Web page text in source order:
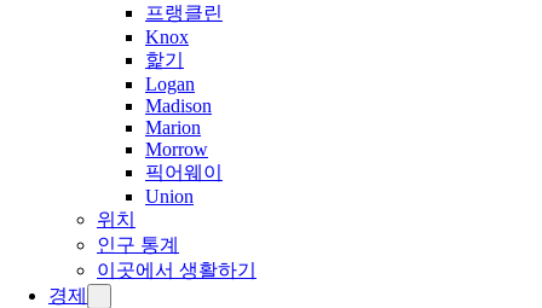
프랭클린
Knox
핥기
Logan
Madison
Marion
Morrow
픽어웨이
Union
위치
인구 통계
이곳에서 생활하기
경제